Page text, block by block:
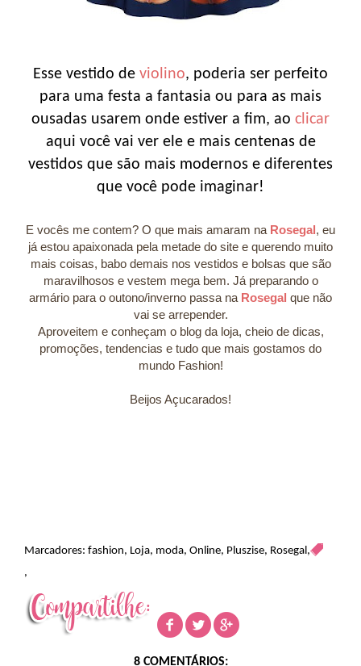
Esse vestido de violino, poderia ser perfeito
para uma festa a fantasia ou para as mais
ousadas usarem onde estiver a fim, ao clicar
aqui você vai ver ele e mais centenas de
vestidos que são mais modernos e diferentes
que você pode imaginar!
E vocês me contem? O que mais amaram na Rosegal, eu
já estou apaixonada pela metade do site e querendo muito
mais coisas, babo demais nos vestidos e bolsas que são
maravilhosos e vestem mega bem. Já preparando o
armário para o outono/inverno passa na Rosegal que não
vai se arrepender.
Aproveitem e conheçam o blog da loja, cheio de dicas,
promoções, tendencias e tudo que mais gostamos do
mundo Fashion!
Beijos Açucarados!
Marcadores: fashion, Loja, moda, Online, Pluszise, Rosegal ,
,
8 COMENTÁRIOS: